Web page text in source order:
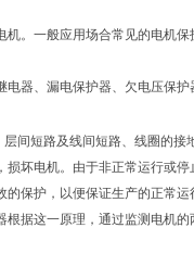
。一般应用场合常见的电机
器、漏电保护器、欠电压保
间短路及线间短路、线圈的
坏电机。由于非正常运行或
保护，以便保证生产的正常
据这一原理，通过监测电机